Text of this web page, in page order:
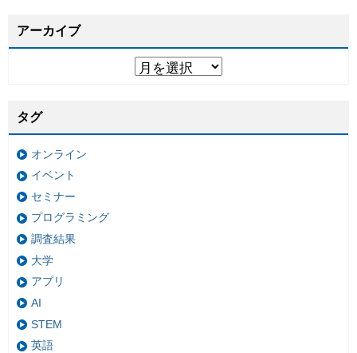
アーカイブ
タグ
オンライン
イベント
セミナー
プログラミング
調査結果
大学
アプリ
AI
STEM
英語